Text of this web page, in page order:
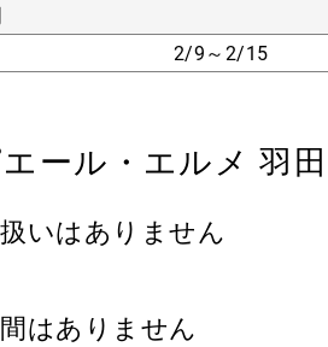
2/9～2/15
ール・エルメ 羽
いはありません
はありません